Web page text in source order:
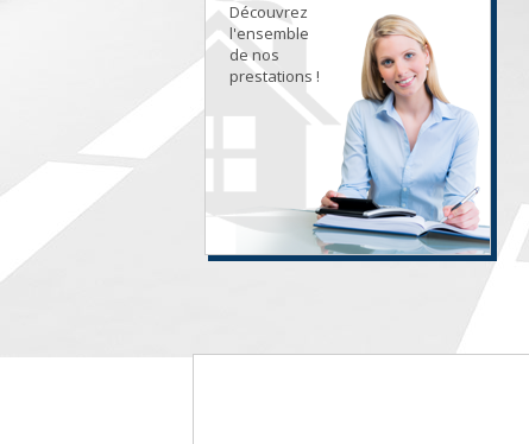
Découvrez
l'ensemble
de nos
prestations !